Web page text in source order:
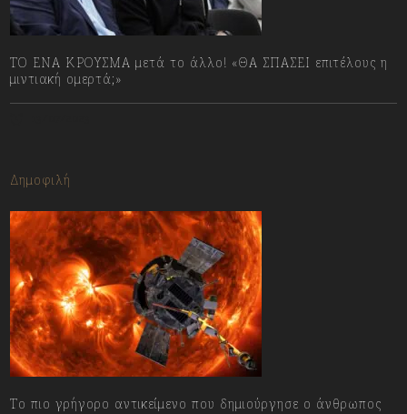
ΤΟ ΕΝΑ ΚΡΟΥΣΜΑ μετά το άλλο! «ΘΑ ΣΠΑΣΕΙ επιτέλους η
μιντιακή ομερτά;»
Δημοφιλή
Το πιο γρήγορο αντικείμενο που δημιούργησε ο άνθρωπος